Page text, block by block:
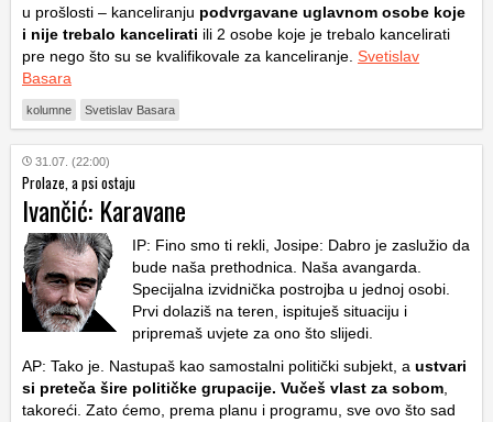
u prošlosti – kanceliranju podvrgavane uglavnom osobe koje
i nije trebalo kancelirati ili 2 osobe koje je trebalo kancelirati
pre nego što su se kvalifikovale za kanceliranje. Svetislav
Basara
kolumne Svetislav Basara
31.07. (22:00)
Prolaze, a psi ostaju
Ivančić: Karavane
IP: Fino smo ti rekli, Josipe: Dabro je zaslužio da
bude naša prethodnica. Naša avangarda.
Specijalna izvidnička postrojba u jednoj osobi.
Prvi dolaziš na teren, ispituješ situaciju i
pripremaš uvjete za ono što slijedi.
AP: Tako je. Nastupaš kao samostalni politički subjekt, a ustvari
si preteča šire političke grupacije. Vučeš vlast za sobom
takoreći. Zato ćemo, prema planu i programu, sve ovo što sad